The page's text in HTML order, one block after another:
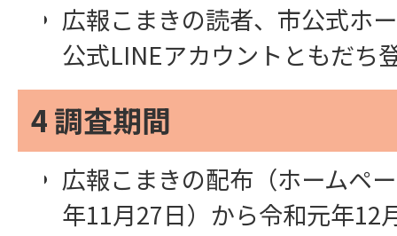
広報こまきの読者、市公式ホ
公式LINEアカウントともだち
4 調査期間
広報こまきの配布（ホームペ
年11月27日）から令和元年12